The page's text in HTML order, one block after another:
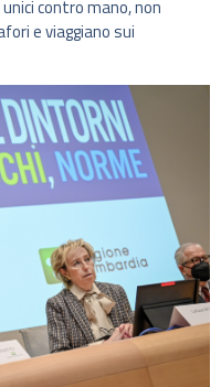
contro mano, non
e viaggiano sui